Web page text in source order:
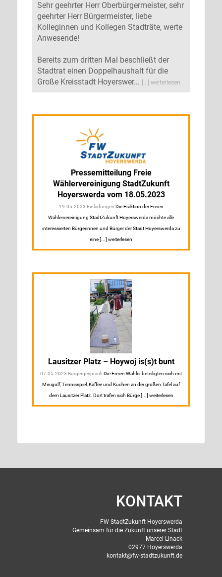
Sehr geehrter Herr Oberbürgermeister, sehr
geehrter Herr Bürgermeister, liebe
Kolleginnen und Kollegen Stadträte, werte
Anwesende!
Bereits zum dritten Mal beschließt der
Stadtrat einen Doppelhaushalt für die
Große Kreisstadt Hoyerswer...
[...] weiterlesen
Pressemitteilung Freie
Wählervereinigung StadtZukunft
Hoyerswerda vom 18.05.2023
19.05.2023 Einladungen Die Fraktion der Freien
Wählervereinigung StadtZukunft Hoyerswerda möchte alle
interessierten Bürgerinnen und Bürger der Stadt Hoyerswerda zu
eine [...] weiterlesen
Lausitzer Platz – Hoywoj is(s)t bunt
07.05.2023 Bürgergespräch Die Freien Wähler beteiligten sich mit
Minigolf, Tennisspiel, Kaffee und Kuchen an der großen Tafel auf
dem Lausitzer Platz. Dort trafen sich Bürge [...] weiterlesen
KONTAKT
FW StadtZukunft Hoyerswerda
Gemeinsam für die Zukunft unserer Stadt
Marcel Linack
02977 Hoyerswerda
kontakt@fw-stadtzukunft.de